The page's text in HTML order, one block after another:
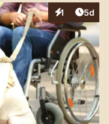
1
Interaktionen
5d